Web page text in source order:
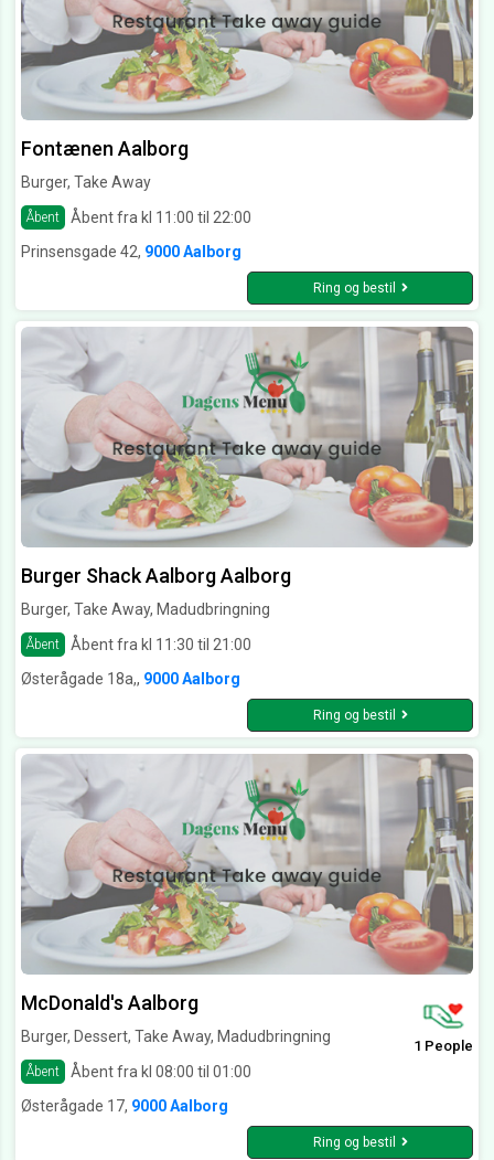
Fontænen Aalborg
Burger, Take Away
Åbent
Åbent fra kl 11:00 til 22:00
Prinsensgade 42, 9000 Aalborg
Ring og bestil
Burger Shack Aalborg Aalborg
Burger, Take Away, Madudbringning
Åbent
Åbent fra kl 11:30 til 21:00
Østerågade 18a,, 9000 Aalborg
Ring og bestil
McDonald's Aalborg
Burger, Dessert, Take Away, Madudbringning
Åbent Åbent fra kl 08:00 til 01:00
1 People
Østerågade 17, 9000 Aalborg
Ring og bestil